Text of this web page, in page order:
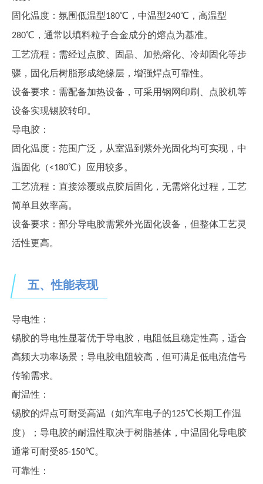
固化温度：氛围低温型180℃， 中温型240℃，高温型
280℃，通常以填料粒子合金成分的熔点为基准。
工艺流程：需经过点胶、固晶、加热熔化、冷却固化等步
骤，固化后树脂形成绝缘层，增强焊点可靠性。
设备要求：需配备加热设备，可采用钢网印刷、点胶机等
设备实现锡胶转印。
导电胶：
固化温度：范围广泛，从室温到紫外光固化均可实现，中
温固化（<180℃）应用较多。
工艺流程：直接涂覆或点胶后固化，无需熔化过程，工艺
简单且效率高。
设备要求：部分导电胶需紫外光固化设备，但整体工艺灵
活性更高。
五、性能表现
导电性：
锡胶的导电性显著优于导电胶，电阻低且稳定性高，适合
高频大功率场景；导电胶电阻较高，但可满足低电流信号
传输需求。
耐温性：
锡胶的焊点可耐受高温（如汽车电子的125℃长期工作温
度）；导电胶的耐温性取决于树脂基体，中温固化导电胶
通常可耐受85-150℃。
可靠性：